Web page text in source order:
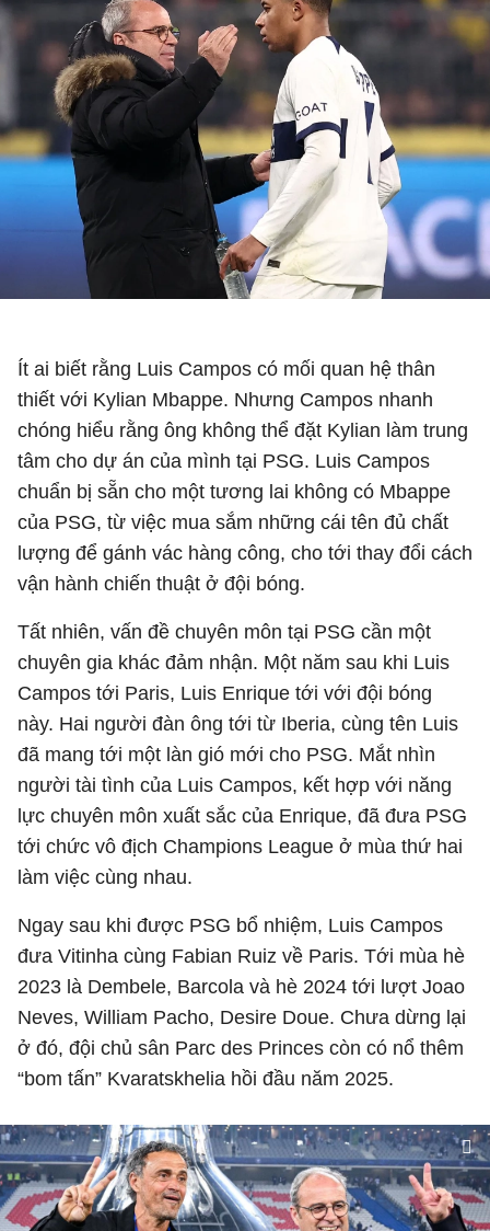
Ít ai biết rằng Luis Campos có mối quan hệ thân
thiết với Kylian Mbappe. Nhưng Campos nhanh
chóng hiểu rằng ông không thể đặt Kylian làm trung
tâm cho dự án của mình tại PSG. Luis Campos
chuẩn bị sẵn cho một tương lai không có Mbappe
của PSG, từ việc mua sắm những cái tên đủ chất
lượng để gánh vác hàng công, cho tới thay đổi cách
vận hành chiến thuật ở đội bóng.
Tất nhiên, vấn đề chuyên môn tại PSG cần một
chuyên gia khác đảm nhận. Một năm sau khi Luis
Campos tới Paris, Luis Enrique tới với đội bóng
này. Hai người đàn ông tới từ Iberia, cùng tên Luis
đã mang tới một làn gió mới cho PSG. Mắt nhìn
người tài tình của Luis Campos, kết hợp với năng
lực chuyên môn xuất sắc của Enrique, đã đưa PSG
tới chức vô địch Champions League ở mùa thứ hai
làm việc cùng nhau.
Ngay sau khi được PSG bổ nhiệm, Luis Campos
đưa Vitinha cùng Fabian Ruiz về Paris. Tới mùa hè
2023 là Dembele, Barcola và hè 2024 tới lượt Joao
Neves, William Pacho, Desire Doue. Chưa dừng lại
ở đó, đội chủ sân Parc des Princes còn có nổ thêm
“bom tấn” Kvaratskhelia hồi đầu năm 2025.